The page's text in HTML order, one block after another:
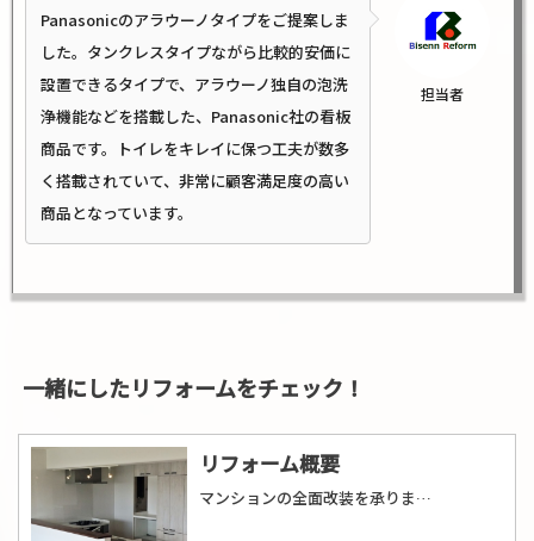
担当者
Panasonicのアラウーノタイプをご提案しま
した。タンクレスタイプながら比較的安価に
設置できるタイプで、アラウーノ独自の泡洗
浄機能などを搭載した、Panasonic社の看板
商品です。トイレをキレイに保つ工夫が数多
く搭載されていて、非常に顧客満足度の高い
商品となっています。
一緒にしたリフォームをチェック！
リフォーム概要
マンションの全面改装を承りました。部屋の拡張などを行なうため、一旦スケルトン状態にしてからの工事を行ないました。